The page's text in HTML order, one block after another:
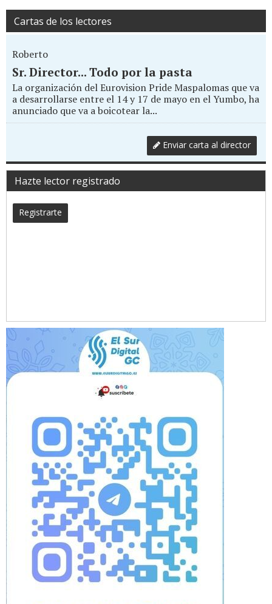
Cartas de los lectores
Roberto
Sr. Director... Todo por la pasta
La organización del Eurovision Pride Maspalomas que va
a desarrollarse entre el 14 y 17 de mayo en el Yumbo, ha
anunciado que va a boicotear la...
Enviar carta al director
Hazte lector registrado
Registrarte